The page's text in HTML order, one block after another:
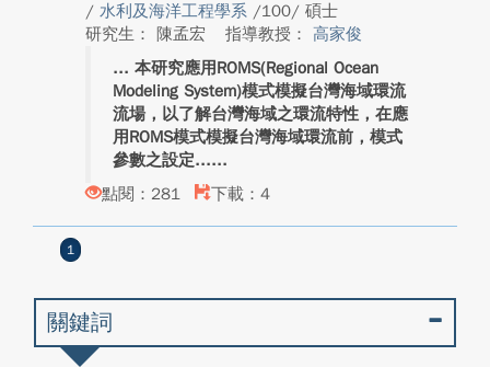
/ 水利及海洋工程學系 /100/ 碩士
研究生： 陳孟宏
指導教授： 高家俊
本研究應用ROMS(Regional Ocean
Modeling System)模式模擬台灣海域環流
流場，以了解台灣海域之環流特性，在應
用ROMS模式模擬台灣海域環流前，模式
參數之設定...
點閱：281
下載：4
1
關鍵詞